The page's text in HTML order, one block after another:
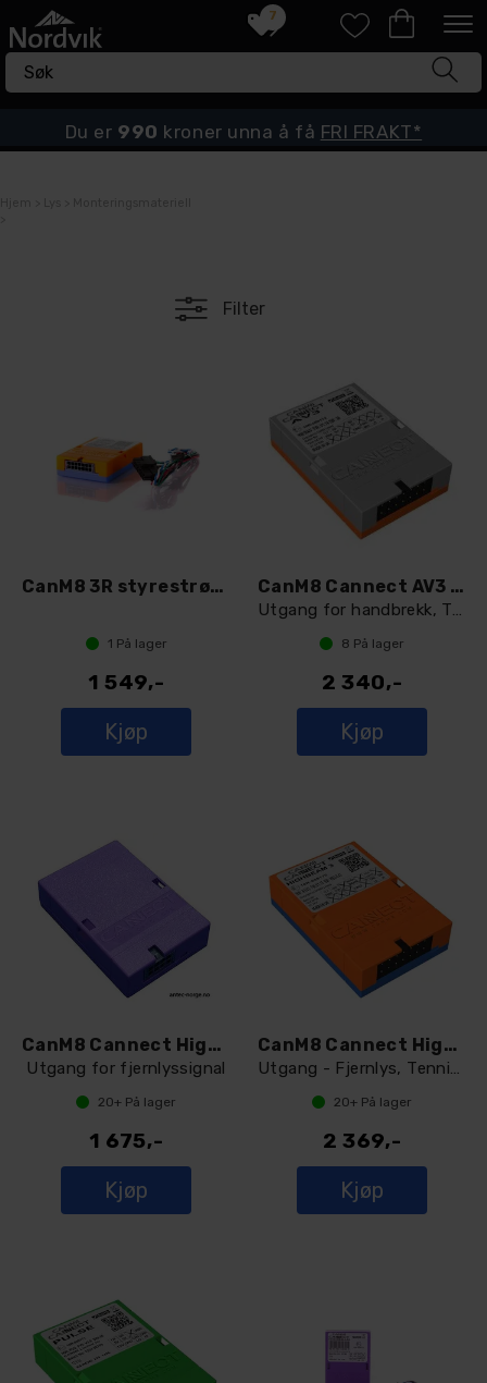
7
Du er 990 kroner unna å få FRI FRAKT*
Filter
CanM8 3R styrestrømgiver
1 På lager
1 549,-
Kjøp
CanM8 Cannect AV3 (canbus)
Utgang for handbrekk, Tenning og Revers
8 På lager
2 340,-
Kjøp
CanM8 Cannect Highbeam (Canbus)
Utgang for fjernlyssignal
20+ På lager
1 675,-
Kjøp
CanM8 Cannect Highbeam 4
Utgang - Fjernlys, Tenning, revers, park
20+ På lager
2 369,-
Kjøp